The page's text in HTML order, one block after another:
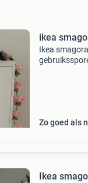
ikea
Ikea
Zo goed als
Ikea